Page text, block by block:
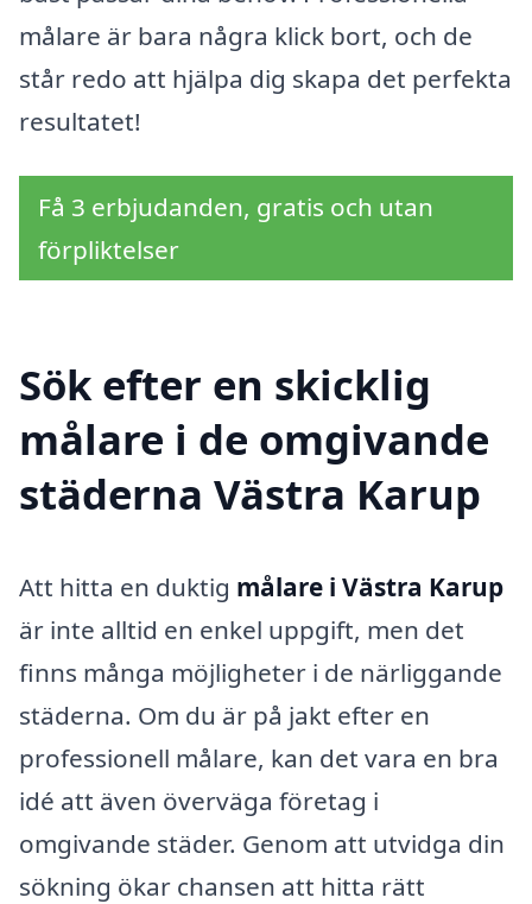
målare är bara några klick bort, och de
står redo att hjälpa dig skapa det perfekta
resultatet!
Få 3 erbjudanden, gratis och utan
förpliktelser
Sök efter en skicklig
målare i de omgivande
städerna Västra Karup
Att hitta en duktig målare i Västra Karup
är inte alltid en enkel uppgift, men det
finns många möjligheter i de närliggande
städerna. Om du är på jakt efter en
professionell målare, kan det vara en bra
idé att även överväga företag i
omgivande städer. Genom att utvidga din
sökning ökar chansen att hitta rätt